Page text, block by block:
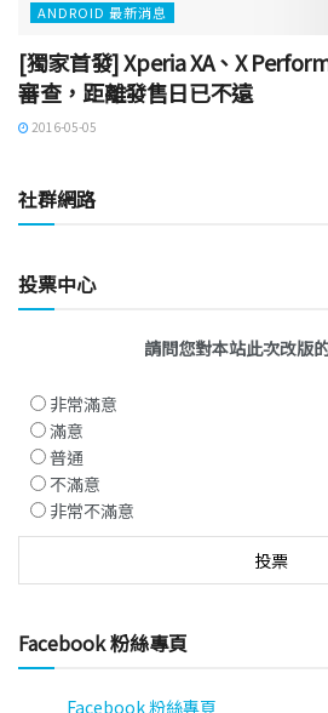
ANDROID 最新消息
[獨家首發] Xperia XA、X
審查，距離發售日已不遠
2016-05-05
社群網路
投票中心
請問您對本站此次改版
非常滿意
滿意
普通
不滿意
非常不滿意
Facebook 粉絲專頁
Facebook 粉絲專頁